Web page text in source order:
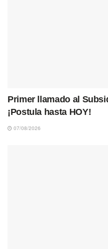
Primer llamado al
¡Postula hasta HOY!
07/08/2026